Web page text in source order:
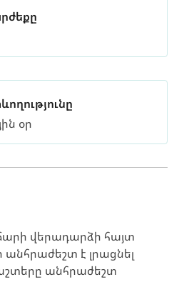
օր
վերադարձի հայտ
անհրաժեշտ է լրացնել
անհրաժեշտ